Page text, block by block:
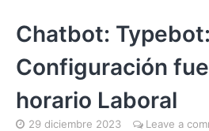
Chatbot: Typebot:
Configuración
horario Laboral
29 diciembre 2023 Leave a